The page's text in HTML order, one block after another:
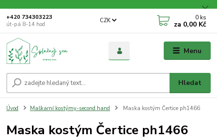
Menu
CZK
Hledat
+420 734303223
út-pá 8-14 hod
0 ks
za 0,00 Kč
Úvod Maškarní kostýmy-second hand Maska kostým Čertice ph1466
Maska kostým Čertice ph1466